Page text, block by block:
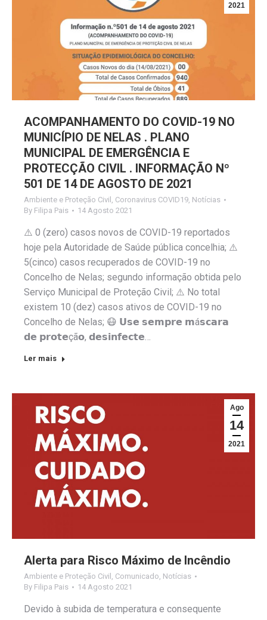
2021
ACOMPANHAMENTO DO COVID-19 NO
MUNICÍPIO DE NELAS . PLANO
MUNICIPAL DE EMERGÊNCIA E
PROTECÇÃO CIVIL . INFORMAÇÃO Nº
501 DE 14 DE AGOSTO DE 2021
Ambiente e Proteção Civil Coronavirus COVID19 Notícias
By Filipa Pais 14 Agosto 2021
⚠️ 0 (zero) casos novos de COVID-19 reportados
hoje pela Autoridade de Saúde pública concelhia; ⚠️
5(cinco) casos recuperados de COVID-19 no
Concelho de Nelas; segundo informação obtida pelo
Serviço Municipal de Proteção Civil; ⚠️ No total
existem 10 (dez) casos ativos de COVID-19 no
Concelho de Nelas; 😷 𝗨𝘀𝗲 𝘀𝗲𝗺𝗽𝗿𝗲 𝗺á𝘀𝗰𝗮𝗿𝗮
𝗱𝗲 𝗽𝗿𝗼𝘁𝗲çã𝗼, 𝗱𝗲𝘀𝗶𝗻𝗳𝗲𝗰𝘁𝗲…
Ler mais
Ago
14
2021
Alerta para Risco Máximo de Incêndio
Ambiente e Proteção Civil , Comunicado, Notícias
By Filipa Pais 14 Agosto 2021
Devido à subida de temperatura e consequente